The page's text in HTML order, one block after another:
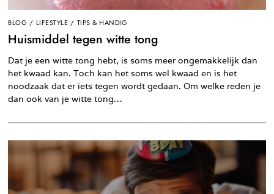
BLOG / LIFESTYLE / TIPS & HANDIG
Huismiddel tegen witte tong
Dat je een witte tong hebt, is soms meer ongemakkelijk dan
het kwaad kan. Toch kan het soms wel kwaad en is het
noodzaak dat er iets tegen wordt gedaan. Om welke reden je
dan ook van je witte tong…